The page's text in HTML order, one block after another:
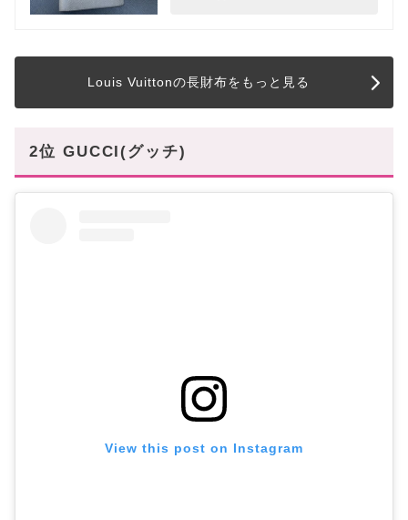
Louis Vuittonの長財布をもっと見る
2位 GUCCI(グッチ)
View this post on Instagram